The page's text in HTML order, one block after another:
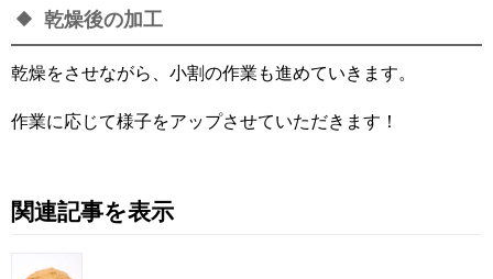
乾燥後の加工
乾燥をさせながら、小割の作業も進めていきます。
作業に応じて様子をアップさせていただきます！
関連記事を表示